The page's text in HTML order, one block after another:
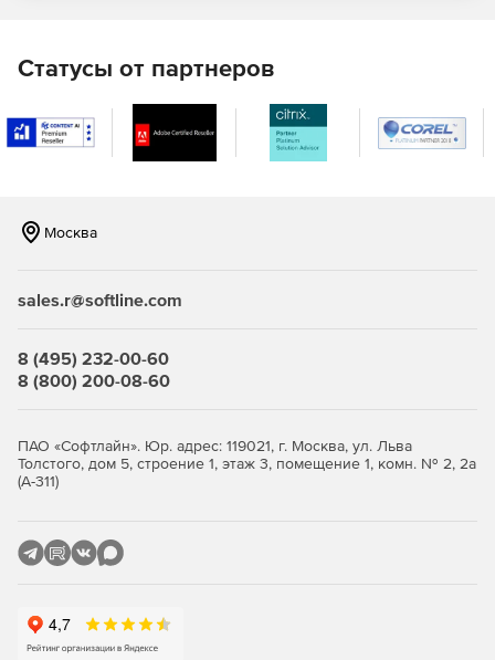
существенно меньше системных ресурсов.
.NET Reflector VSPro – отладка приложений и сборок
сторонних разработчиков, даже если у пользователя
нет на руках исходного кода. Благодаря выполнению
как в пользовательском, так и в стороннем коде.
Статусы от партнеров
Москва
sales.r@softline.com
8 (495) 232-00-60
8 (800) 200-08-60
ПАО «Софтлайн». Юр. адрес: 119021, г. Москва, ул. Льва
Толстого, дом 5, строение 1, этаж 3, помещение 1, комн. № 2, 2а
(А-311)